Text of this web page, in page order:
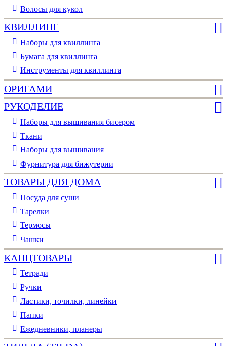
Волосы для кукол
КВИЛЛИНГ
Наборы для квиллинга
Бумага для квиллинга
Инструменты для квиллинга
ОРИГАМИ
РУКОДЕЛИЕ
Наборы для вышивания бисером
Ткани
Наборы для вышивания
Фурнитура для бижутерии
ТОВАРЫ ДЛЯ ДОМА
Посуда для суши
Тарелки
Термосы
Чашки
КАНЦТОВАРЫ
Тетради
Ручки
Ластики, точилки, линейки
Папки
Ежедневники, планеры